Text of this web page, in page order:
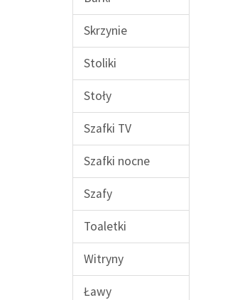
Skrzynie
Stoliki
Stoły
Szafki TV
Szafki nocne
Szafy
Toaletki
Witryny
Ławy